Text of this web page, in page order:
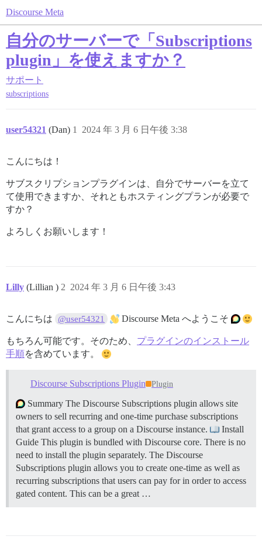
Discourse Meta
自分のサーバーで「Subscriptions
plugin」を使えますか？
サポート
subscriptions
user54321 (Dan) 2024 年 3 月 6 日午後 3:38
1
こんにちは！
サブスクリプションプラグインは、自分でサーバーを立て
て使用できますか、それともホスティングプランが必要で
すか？
よろしくお願いします！
Lilly (Lillian ) 2024 年 3 月 6 日午後 3:43
2
こんにちは @user54321 Discourse Meta へようこそ
もちろん可能です。そのため、 プラグインのインストール
手順を含めています。
Discourse Subscriptions Plugin Plugin
Summary The Discourse Subscriptions plugin allows site
owners to sell recurring and one-time purchase subscriptions
that grant access to a group on a Discourse instance.
Install
Guide This plugin is bundled with Discourse core. There is no
need to install the plugin separately. The Discourse
Subscriptions plugin allows you to create one-time as well as
recurring subscriptions that users can pay for in order to access
gated content. This can be a great …